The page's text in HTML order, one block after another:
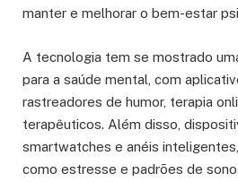
manter e melhorar o bem-estar
A tecnologia tem se mostrado
para a saúde mental, com
rastreadores de humor, terapia
terapêuticos. Além disso,
smartwatches e anéis
como estresse e padrões de